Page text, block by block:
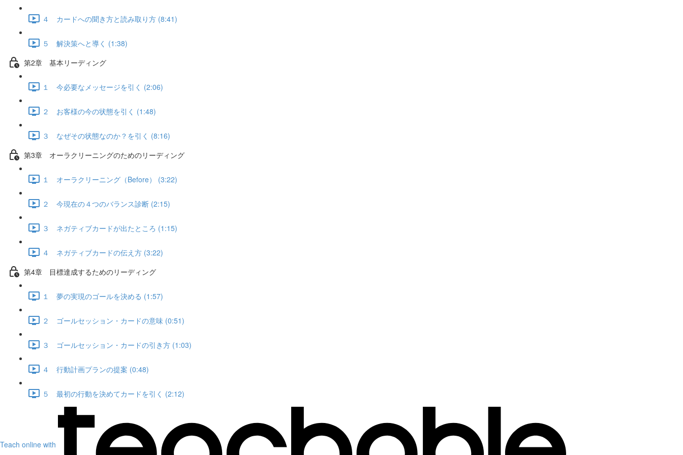
４ カードへの聞き方と読み取り方 (8:41)
５ 解決策へと導く (1:38)
第2章 基本リーディング
１ 今必要なメッセージを引く (2:06)
２ お客様の今の状態を引く (1:48)
３ なぜその状態なのか？を引く (8:16)
第3章 オーラクリーニングのためのリーディング
１ オーラクリーニング（Before） (3:22)
２ 今現在の４つのバランス診断 (2:15)
３ ネガティブカードが出たところ (1:15)
４ ネガティブカードの伝え方 (3:22)
第4章 目標達成するためのリーディング
１ 夢の実現のゴールを決める (1:57)
２ ゴールセッション・カードの意味 (0:51)
３ ゴールセッション・カードの引き方 (1:03)
４ 行動計画プランの提案 (0:48)
５ 最初の行動を決めてカードを引く (2:12)
Teach online with